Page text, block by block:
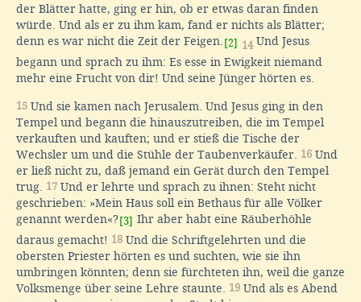
der Blätter hatte, ging er hin, ob er etwas daran finden
würde. Und als er zu ihm kam, fand er nichts als Blätter;
denn es war nicht die Zeit der Feigen. [2] 14 Und Jesus
begann und sprach zu ihm: Es esse in Ewigkeit niemand
mehr eine Frucht von dir! Und seine Jünger hörten es.
15 Und sie kamen nach Jerusalem. Und Jesus ging in den
Tempel und begann die hinauszutreiben, die im Tempel
verkauften und kauften; und er stieß die Tische der
Wechsler um und die Stühle der Taubenverkäufer. 16 Und
er ließ nicht zu, daß jemand ein Gerät durch den Tempel
trug. 17 Und er lehrte und sprach zu ihnen: Steht nicht
geschrieben: »Mein Haus soll ein Bethaus für alle Völker
genannt werden«?[3] Ihr aber habt eine Räuberhöhle
daraus gemacht! 18 Und die Schriftgelehrten und die
obersten Priester hörten es und suchten, wie sie ihn
umbringen könnten; denn sie fürchteten ihn, weil die ganze
Volksmenge über seine Lehre staunte. 19 Und als es Abend